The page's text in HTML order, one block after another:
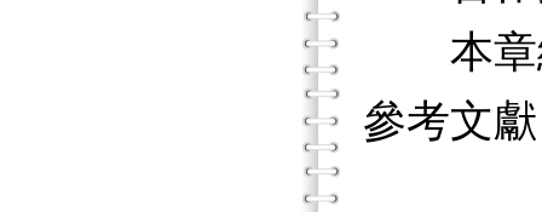
本章
參考文獻